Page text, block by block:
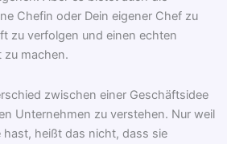
Chefin oder Dein eigener Chef zu
zu verfolgen und einen echten
zu machen.
zwischen einer Geschäftsidee
Unternehmen zu verstehen. Nur weil
hast, heißt das nicht, dass sie